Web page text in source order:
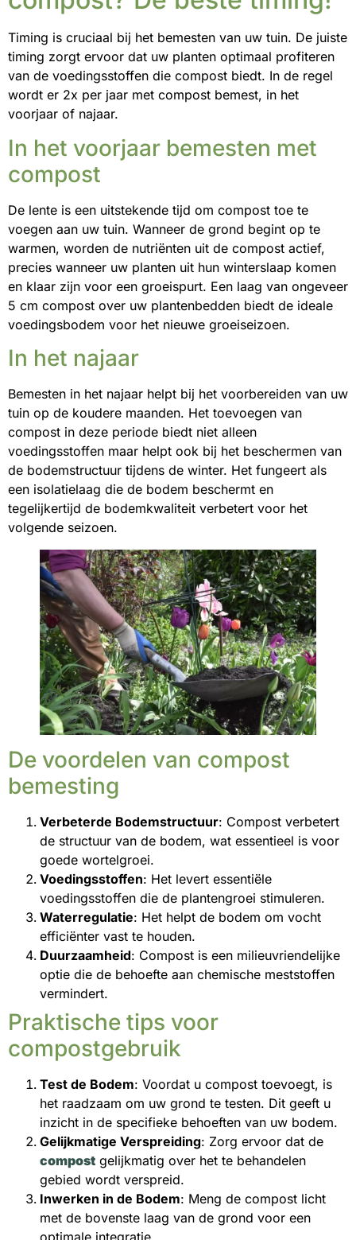
Timing is cruciaal bij het bemesten van uw tuin. De juiste
timing zorgt ervoor dat uw planten optimaal profiteren
van de voedingsstoffen die compost biedt. In de regel
wordt er 2x per jaar met compost bemest, in het
voorjaar of najaar.
In het voorjaar bemesten met
compost
De lente is een uitstekende tijd om compost toe te
voegen aan uw tuin. Wanneer de grond begint op te
warmen, worden de nutriënten uit de compost actief,
precies wanneer uw planten uit hun winterslaap komen
en klaar zijn voor een groeispurt. Een laag van ongeveer
5 cm compost over uw plantenbedden biedt de ideale
voedingsbodem voor het nieuwe groeiseizoen.
In het najaar
Bemesten in het najaar helpt bij het voorbereiden van uw
tuin op de koudere maanden. Het toevoegen van
compost in deze periode biedt niet alleen
voedingsstoffen maar helpt ook bij het beschermen van
de bodemstructuur tijdens de winter. Het fungeert als
een isolatielaag die de bodem beschermt en
tegelijkertijd de bodemkwaliteit verbetert voor het
volgende seizoen.
De voordelen van compost
bemesting
Verbeterde Bodemstructuur: Compost verbetert
de structuur van de bodem, wat essentieel is voor
goede wortelgroei.
Voedingsstoffen: Het levert essentiële
voedingsstoffen die de plantengroei stimuleren.
Waterregulatie: Het helpt de bodem om vocht
efficiënter vast te houden.
Duurzaamheid: Compost is een milieuvriendelijke
optie die de behoefte aan chemische meststoffen
vermindert.
Praktische tips voor
compostgebruik
Test de Bodem: Voordat u compost toevoegt, is
het raadzaam om uw grond te testen. Dit geeft u
inzicht in de specifieke behoeften van uw bodem.
Gelijkmatige Verspreiding: Zorg ervoor dat de
compost gelijkmatig over het te behandelen
gebied wordt verspreid.
Inwerken in de Bodem: Meng de compost licht
met de bovenste laag van de grond voor een